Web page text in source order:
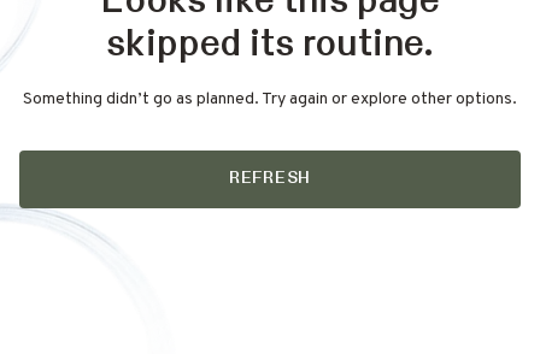
skipped its routine.
Something didn’t go as planned. Try again or explore other options.
REFRESH